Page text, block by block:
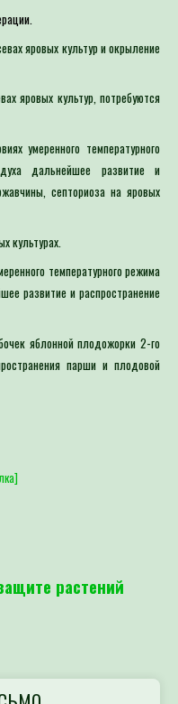
яровых культур и окрыление
яровых культур, потребуются
умеренного температурного
дальнейшее развитие и
септориоза на яровых
культурах.
температурного режима
развитие и распространение
яблонной плодожорки 2-го
парши и плодовой
растений